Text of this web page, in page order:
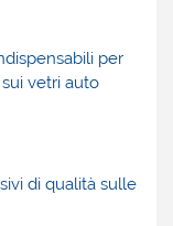
per
vetri auto
di qualità sulle